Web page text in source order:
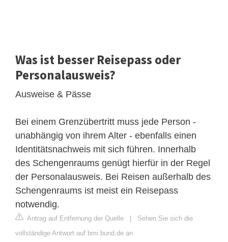
Was ist besser Reisepass oder
Personalausweis?
Ausweise & Pässe
Bei einem Grenzübertritt muss jede Person -
unabhängig von ihrem Alter - ebenfalls einen
Identitätsnachweis mit sich führen. Innerhalb
des Schengenraums genügt hierfür in der Regel
der Personalausweis. Bei Reisen außerhalb des
Schengenraums ist meist ein Reisepass
notwendig.
Antrag auf Entfernung der Quelle
Sehen Sie sich die
vollständige Antwort auf bmi.bund.de an